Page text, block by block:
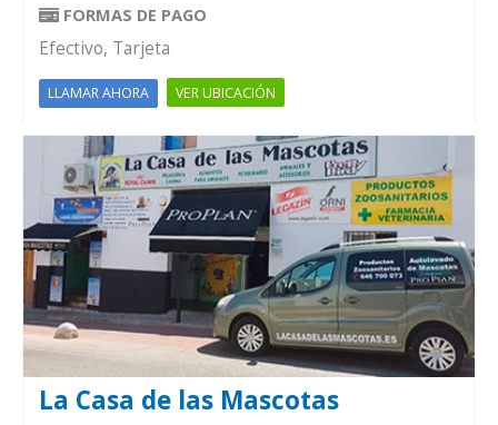
FORMAS DE PAGO
Efectivo, Tarjeta
LLAMAR AHORA VER UBICACIÓN
La Casa de las Mascotas